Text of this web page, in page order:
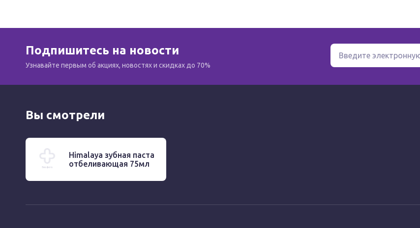
Подпишитесь на новости
Узнавайте первым об акциях, новостях и скидках до 70%
Вы смотрели
Himalaya зубная паста
отбеливающая 75мл